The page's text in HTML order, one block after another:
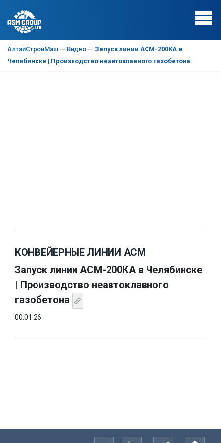
АлтайСтройМаш — Видео — Запуск линии АСМ-200КА в
Челябинске | Производство неавтоклавного газобетона
КОНВЕЙЕРНЫЕ ЛИНИИ АСМ
Запуск линии АСМ-200КА в Челябинске
| Производство неавтоклавного
газобетона
00:01:26